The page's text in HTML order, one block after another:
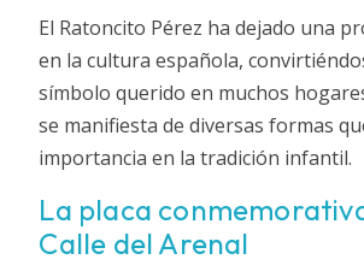
El Ratoncito Pérez ha dejado una
en la cultura española,
símbolo querido en muchos
se manifiesta de diversas formas
importancia en la tradición infantil.
La placa
Calle del Arenal